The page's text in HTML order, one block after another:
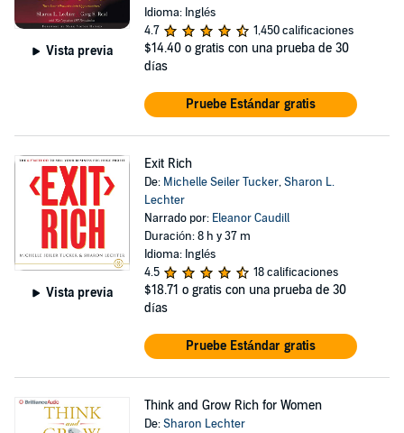
Vista previa
Idioma: Inglés
4.7
1,450 calificaciones
$14.40 o gratis con una prueba de 30
días
Pruebe Estándar gratis
Vista previa
Exit Rich
De: Michelle Seiler Tucker,Sharon L.
Lechter
Narrado por: Eleanor Caudill
Duración: 8 h y 37 m
Idioma: Inglés
4.5
18 calificaciones
$18.71 o gratis con una prueba de 30
días
Pruebe Estándar gratis
Think and Grow Rich for Women
De:Sharon Lechter